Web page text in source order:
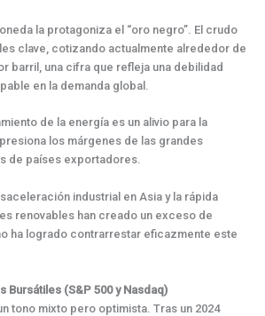
la protagoniza el “oro negro”. El crudo
clave, cotizando actualmente alrededor de
barril, una cifra que refleja una debilidad
en la demanda global.
de la energía es un alivio para la
los márgenes de las grandes
de países exportadores.
industrial en Asia y la rápida
renovables han creado un exceso de
ha logrado contrarrestar eficazmente este
Bursátiles (S&P 500 y Nasdaq)
tono mixto pero optimista. Tras un 2024